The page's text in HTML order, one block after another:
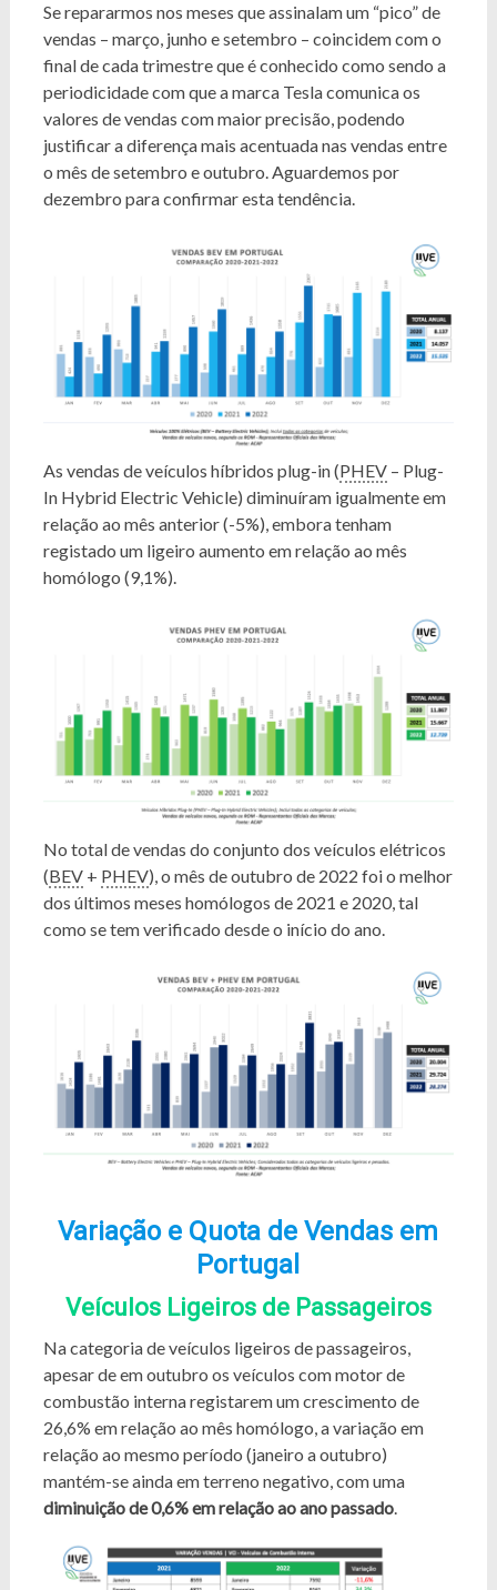
Se repararmos nos meses que assinalam um “pico” de
vendas – março, junho e setembro – coincidem com o
final de cada trimestre que é conhecido como sendo a
periodicidade com que a marca Tesla comunica os
valores de vendas com maior precisão, podendo
justificar a diferença mais acentuada nas vendas entre
o mês de setembro e outubro. Aguardemos por
dezembro para confirmar esta tendência.
As vendas de veículos híbridos plug-in (PHEV– Plug-
In Hybrid Electric Vehicle) diminuíram igualmente em
relação ao mês anterior (-5%), embora tenham
registado um ligeiro aumento em relação ao mês
homólogo (9,1%).
No total de vendas do conjunto dos veículos elétricos
(BEV+ PHEV), o mês de outubro de 2022 foi o melhor
dos últimos meses homólogos de 2021 e 2020, tal
como se tem verificado desde o início do ano.
Variação e Quota de Vendas em
Portugal
Veículos Ligeiros de Passageiros
Na categoria de veículos ligeiros de passageiros,
apesar de em outubro os veículos com motor de
combustão interna registarem um crescimento de
26,6% em relação ao mês homólogo, a variação em
relação ao mesmo período (janeiro a outubro)
mantém-se ainda em terreno negativo, com uma
diminuição de 0,6% em relação ao ano passado.